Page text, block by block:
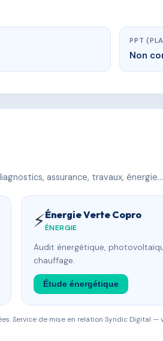
PPT
Non
assurance, travaux,
⚡Énergie Verte Copro
ÉNERGIE
Audit énergétique,
chauffage.
Étude énergétique
Service de mise en relation Syndic Digital